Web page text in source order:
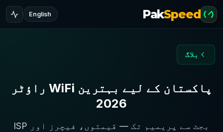
PakSpeed
English
بلاگ
پاکستان کے لیے بہترین WiFi راؤٹر
2026
بجٹ سے پریمیم تک — قیمتوں، فیچرز اور ISP